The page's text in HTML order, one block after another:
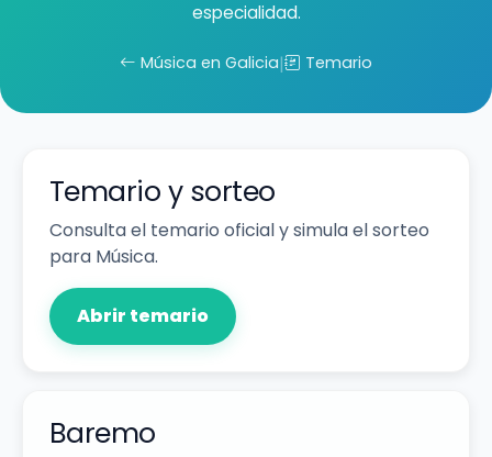
especialidad.
Música en Galicia| Temario
Temario y sorteo
Consulta el temario oficial y simula el sorteo
para Música.
Abrir temario
Baremo